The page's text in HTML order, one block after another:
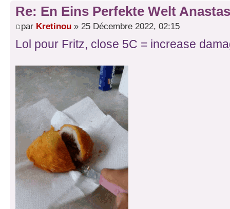
Re: En Eins Perfekte Welt
par Kretinou » 25 Décembre 2022, 02:15
Lol pour Fritz, close 5C = increase